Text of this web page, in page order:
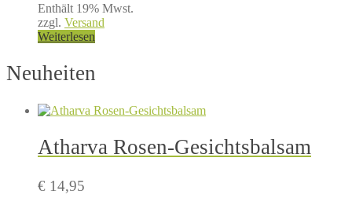
Enthält 19% Mwst.
zzgl. Versand
Weiterlesen
Neuheiten
Atharva Rosen-Gesichtsbalsam
€ 14,95